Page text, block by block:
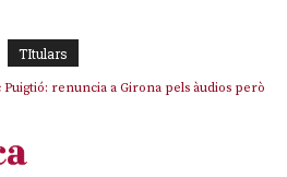
TItulars
renuncia a Girona pels àudios però
quedi “fora” del repartiment dels menors